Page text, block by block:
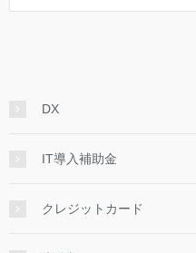
DX
IT導入補助金
クレジットカード